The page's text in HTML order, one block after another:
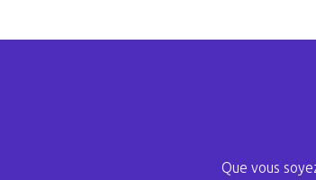
Que vous